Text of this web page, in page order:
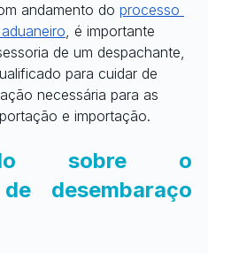
andamento do processo
, é importante
de um despachante,
para cuidar de
necessária para as
e importação.
sobre o
desembaraço